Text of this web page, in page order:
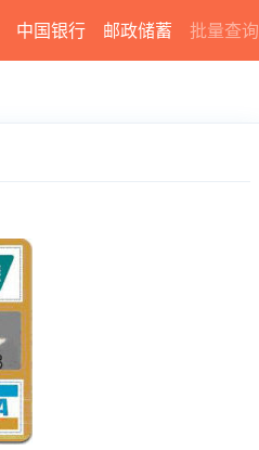
中国银行 邮政储蓄 批量查询